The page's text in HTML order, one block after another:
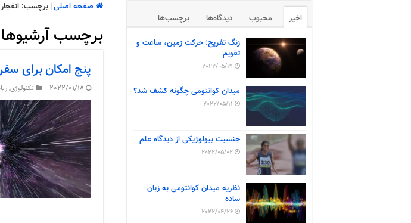
صفحه اصلی| برچسب: انفجار
برچسب
پنج امکان برای
2022/01/18 تکنولوژی,
اخیر محبوب دیدگاه‌ها برچسب‌ها
زنگ تفریح: حرکت زمین، ساعت و
تقویم
2022/05/19
میدان کوانتومی چگونه کشف شد؟
2022/05/11
جنسیت بیولوژیکی از دیدگاه علم
2022/05/02
نظریه میدان کوانتومی به زبان
ساده
2022/04/26